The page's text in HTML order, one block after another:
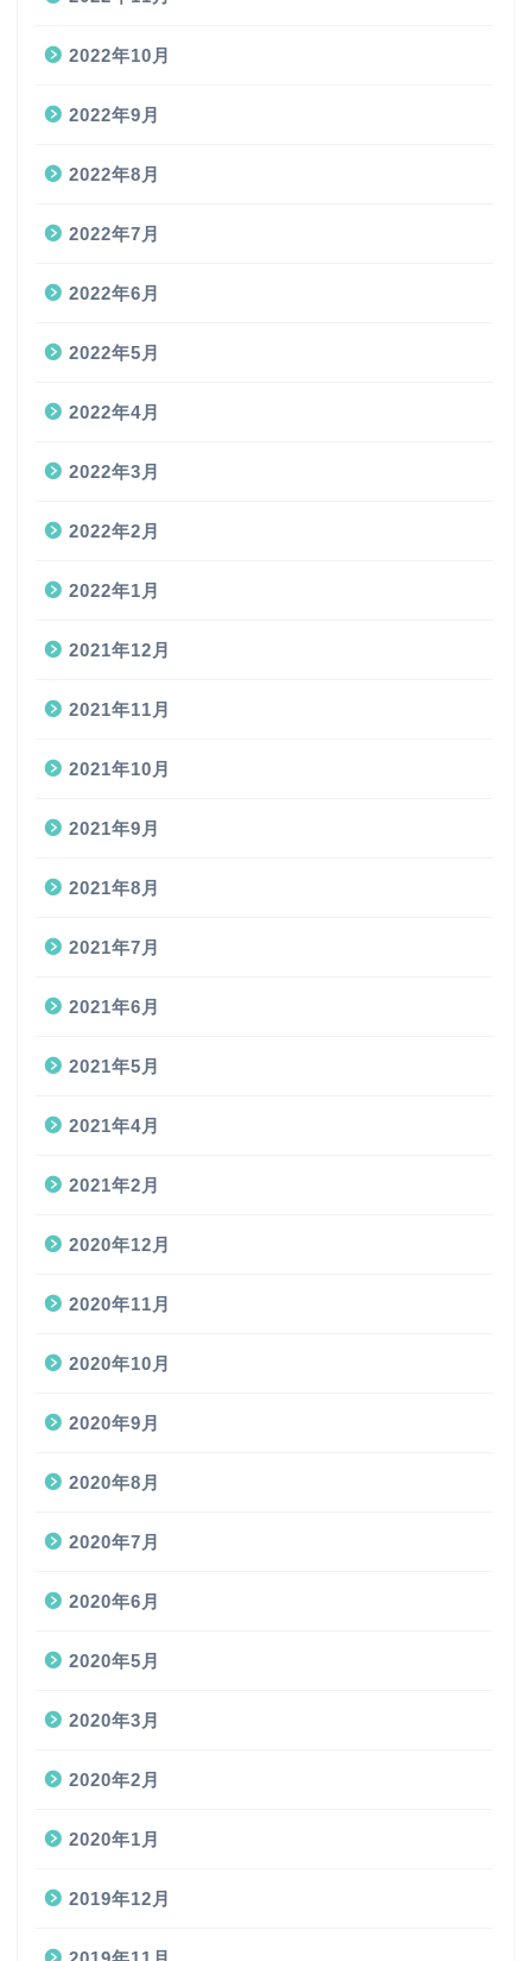
2022年10月
2022年9月
2022年8月
2022年7月
2022年6月
2022年5月
2022年4月
2022年3月
2022年2月
2022年1月
2021年12月
2021年11月
2021年10月
2021年9月
2021年8月
2021年7月
2021年6月
2021年5月
2021年4月
2021年2月
2020年12月
2020年11月
2020年10月
2020年9月
2020年8月
2020年7月
2020年6月
2020年5月
2020年3月
2020年2月
2020年1月
2019年12月